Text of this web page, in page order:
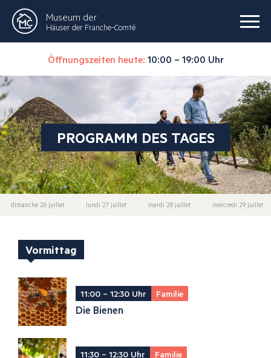
Museum der
Häuser der Franche-Comté
Öffnungszeiten heute: 10:00 – 19:00 Uhr
PROGRAMM DES TAGES
dimanche 26 juillet lundi 27 juillet mardi 28 juillet mercredi 29 juillet
Vormittag
11:00 – 12:30 Uhr Familie
Die Bienen
11:30 – 12:30 Uhr Familie